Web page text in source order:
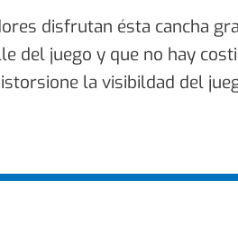
disfrutan ésta cancha
del juego y que no hay
la visibildad del